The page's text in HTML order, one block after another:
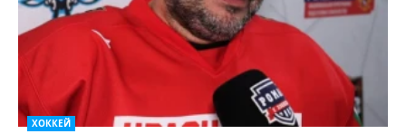
ХОККЕЙ